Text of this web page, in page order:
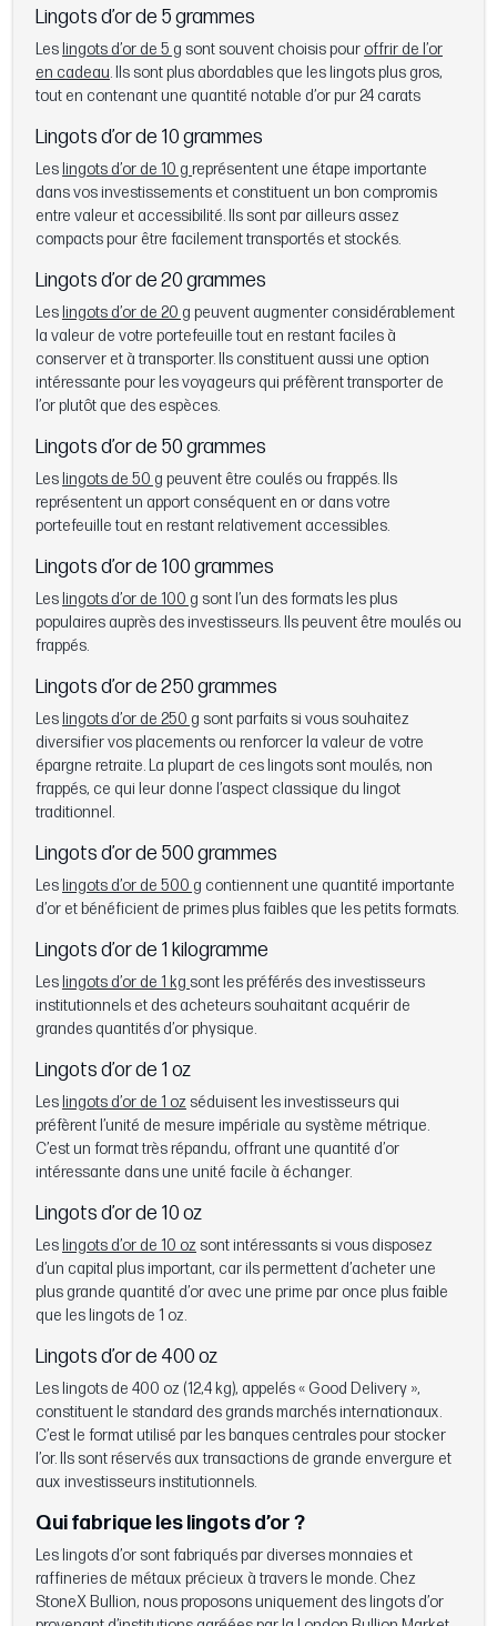
Lingots d’or de 5 grammes
Les lingots d’or de 5 g sont souvent choisis pour offrir de l’or
en cadeau. Ils sont plus abordables que les lingots plus gros,
tout en contenant une quantité notable d’or pur 24 carats
Lingots d’or de 10 grammes
Les lingots d’or de 10 g représentent une étape importante
dans vos investissements et constituent un bon compromis
entre valeur et accessibilité. Ils sont par ailleurs assez
compacts pour être facilement transportés et stockés.
Lingots d’or de 20 grammes
Les lingots d’or de 20 g peuvent augmenter considérablement
la valeur de votre portefeuille tout en restant faciles à
conserver et à transporter. Ils constituent aussi une option
intéressante pour les voyageurs qui préfèrent transporter de
l’or plutôt que des espèces.
Lingots d’or de 50 grammes
Les lingots de 50 g peuvent être coulés ou frappés. Ils
représentent un apport conséquent en or dans votre
portefeuille tout en restant relativement accessibles.
Lingots d’or de 100 grammes
Les lingots d’or de 100 g sont l’un des formats les plus
populaires auprès des investisseurs. Ils peuvent être moulés ou
frappés.
Lingots d’or de 250 grammes
Les lingots d’or de 250 g sont parfaits si vous souhaitez
diversifier vos placements ou renforcer la valeur de votre
épargne retraite. La plupart de ces lingots sont moulés, non
frappés, ce qui leur donne l’aspect classique du lingot
traditionnel.
Lingots d’or de 500 grammes
Les lingots d’or de 500 g contiennent une quantité importante
d’or et bénéficient de primes plus faibles que les petits formats.
Lingots d’or de 1 kilogramme
Les lingots d’or de 1 kg sont les préférés des investisseurs
institutionnels et des acheteurs souhaitant acquérir de
grandes quantités d’or physique.
Lingots d’or de 1 oz
Les lingots d’or de 1 oz séduisent les investisseurs qui
préfèrent l’unité de mesure impériale au système métrique.
C’est un format très répandu, offrant une quantité d’or
intéressante dans une unité facile à échanger.
Lingots d’or de 10 oz
Les lingots d’or de 10 oz sont intéressants si vous disposez
d’un capital plus important, car ils permettent d’acheter une
plus grande quantité d’or avec une prime par once plus faible
que les lingots de 1 oz.
Lingots d’or de 400 oz
Les lingots de 400 oz (12,4 kg), appelés « Good Delivery »,
constituent le standard des grands marchés internationaux.
C’est le format utilisé par les banques centrales pour stocker
l’or. Ils sont réservés aux transactions de grande envergure et
aux investisseurs institutionnels.
Qui fabrique les lingots d’or ?
Les lingots d’or sont fabriqués par diverses monnaies et
raffineries de métaux précieux à travers le monde. Chez
StoneX Bullion, nous proposons uniquement des lingots d’or